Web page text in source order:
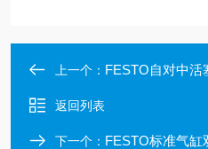
上一个： FESTO自对中活
返回列表
下一个： FESTO标准气缸